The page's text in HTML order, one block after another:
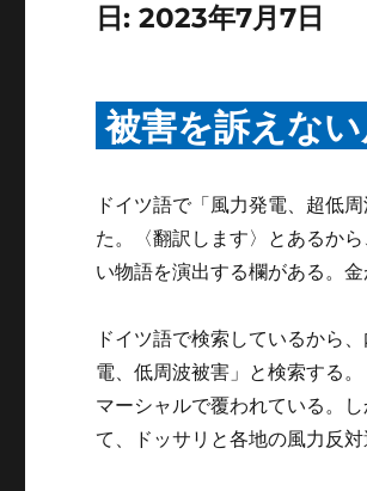
日:2023年7月7日
被害を訴えない
ドイツ語で「風力発電、超低
た。〈翻訳します〉とあるか
い物語を演出する欄がある。
ドイツ語で検索しているから
電、低周波被害」と検索する
マーシャルで覆われている。
て、ドッサリと各地の風力反対